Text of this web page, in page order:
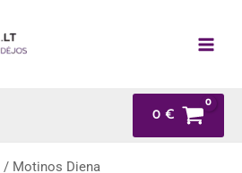
0 €
/ Motinos Diena